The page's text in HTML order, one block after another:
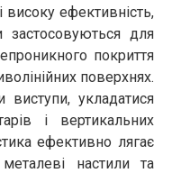
високу ефективність,
застосовуються для
покриття
поверхнях.
виступи, укладатися
і вертикальних
ефективно лягає
настили та